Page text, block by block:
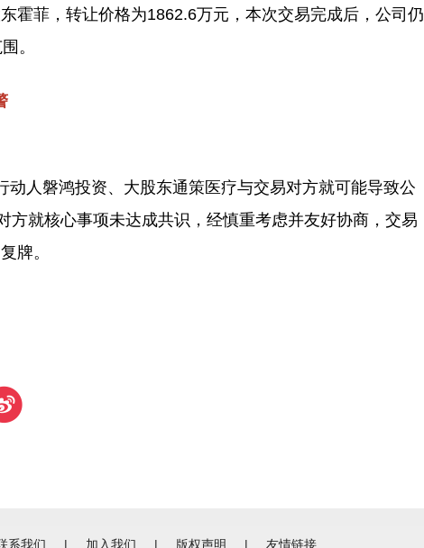
霍菲，转让价格为1862.6万元，本次交易完成后，公司仍
。
人磐鸿投资、大股东通策医疗与交易对方就可能导致公
就核心事项未达成共识，经慎重考虑并友好协商，交易
牌。
系我们 | 加入我们 | 版权声明 | 友情链接